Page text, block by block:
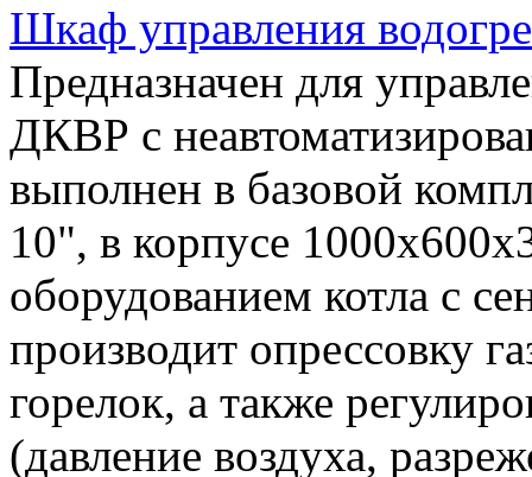
Шкаф управления
Предназначен для
ДКВР с
выполнен в базовой
10", в корпусе
оборудованием котла с
производит опрессовку
горелок, а также
(давление воздуха,